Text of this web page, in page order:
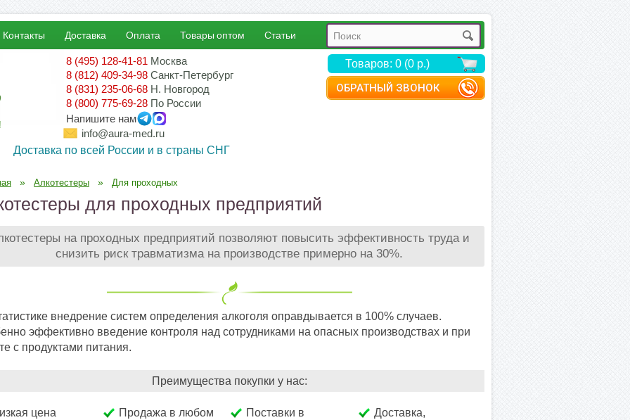
ОБРАТНЫЙ ЗВОНОК
Контакты Доставка Оплата Товары оптом Статьи
8 (495) 128-41-81 Москва
8 (812) 409-34-98 Санкт-Петербург
8 (831) 235-06-68 Н. Новгород
8 (800) 775-69-28 По России
Напишите нам
info@aura-med.ru
Доставка по всей России и в страны СНГ
Товаров: 0 (0 р.)
» Алкотестеры » Для проходных
для проходных предприятий
на проходных предприятий позволяют повысить эффективность труда и
снизить риск травматизма на производстве примерно на 30%.
внедрение систем определения алкоголя оправдывается в 100% случаев.
эффективно введение контроля над сотрудниками на опасных производствах и при
с продуктами питания.
Преимущества покупки у нас:
цена
Продажа в любом
Поставки в
Доставка,